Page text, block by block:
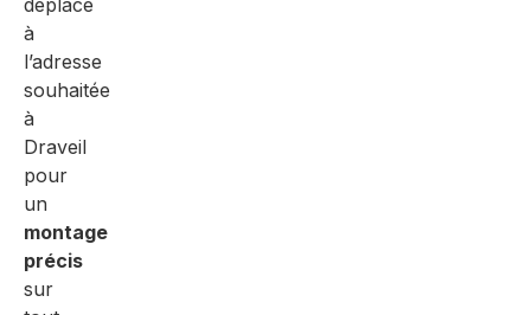
déplace
à
l’adresse
souhaitée
à
Draveil
pour
un
montage
précis
sur